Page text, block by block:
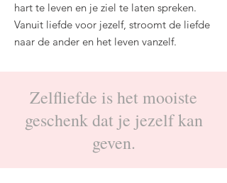
hart te leven en je ziel te laten spreken.
Vanuit liefde voor jezelf, stroomt de liefde
naar de ander en het leven vanzelf.
Zelfliefde is het mooiste
geschenk dat je jezelf kan
geven.